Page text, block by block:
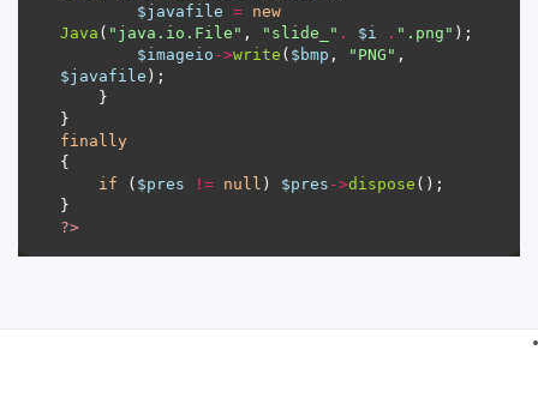
$javafile = new
Java ( "java.io.File" , "slide_" . $i . ".png"
$imageio ->write ( $bmp , "PNG"
$javafile
finally
if ( $pres != null ) $pres ->dispose
?>